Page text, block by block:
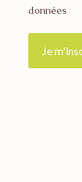
données